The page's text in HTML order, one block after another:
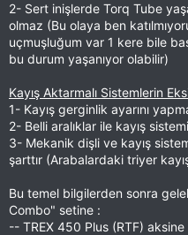
2- Sert inişlerde Torq Tube
olmaz (Bu olaya ben
uçmuşluğum var 1 kere bile
bu durum yaşanıyor olabilir)
Kayış Aktarmalı Sistemlerin
1- Kayış gerginlik ayarını
2- Belli aralıklar ile kayış
3- Mekanik dişli ve kayış
şarttır (Arabalardaki triyer
Bu temel bilgilerden sonra
Combo" setine :
-- TREX 450 Plus (RTF)